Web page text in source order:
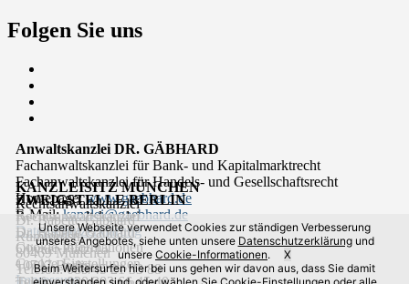
Folgen Sie uns
Anwaltskanzlei DR. GÄBHARD
Fachanwaltskanzlei für Bank- und Kapitalmarktrecht
Fachanwaltskanzlei für Handels- und Gesellschaftsrecht
Homepage:www.gaebhard.de
E-Mail:kanzlei@gaebhard.de
Datenschutzerklärung
Cookie-Informationen
Cookie-Einstellungen
Impressum
KANZLEISITZ MÜNCHEN
Rechtsanwaltskanzlei
Dr. Babette Gäbhard
Rumfordstr. 7
80469 München
Telefon: 089/45 21 33 88
ZWEIGSTELLE BERLIN
Rechtsanwaltskanzlei
Dr. Babette Gäbhard
Olivaer Platz 15
10707 Berlin
Unsere Webseite verwendet Cookies zur ständigen Verbesserung
unseres Angebotes, siehe unten unsere Datenschutzerklärungund
unsere Cookie-Informationen.
X
Beim Weitersurfen hier bei uns gehen wir davon aus, dass Sie damit